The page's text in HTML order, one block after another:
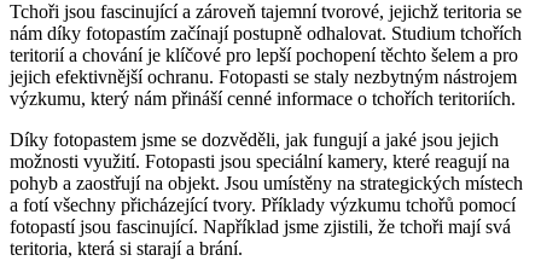
Tchoři jsou fascinující a zároveň tajemní tvorové, jejichž teritoria se
nám díky fotopastím začínají postupně odhalovat. Studium tchořích
teritorií a chování je klíčové pro lepší pochopení těchto šelem a pro
jejich efektivnější ochranu. Fotopasti se staly nezbytným nástrojem
výzkumu, který nám přináší cenné informace o tchořích teritoriích.
Díky fotopastem jsme se dozvěděli, jak fungují a jaké jsou jejich
možnosti využití. Fotopasti jsou speciální kamery, které reagují na
pohyb a zaostřují na objekt. Jsou umístěny na strategických místech
a fotí všechny přicházející tvory. Příklady výzkumu tchořů pomocí
fotopastí jsou fascinující. Například jsme zjistili, že tchoři mají svá
teritoria, která si starají a brání.